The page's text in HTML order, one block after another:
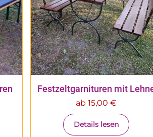
Festzeltgarnituren mit
ab 15,00 €
Details lesen